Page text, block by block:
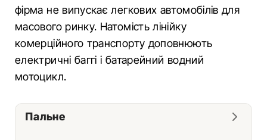
фірма не випускає легкових автомобілів для
масового ринку. Натомість лінійку
комерційного транспорту доповнюють
електричні баггі і батарейний водний
мотоцикл.
Пальне